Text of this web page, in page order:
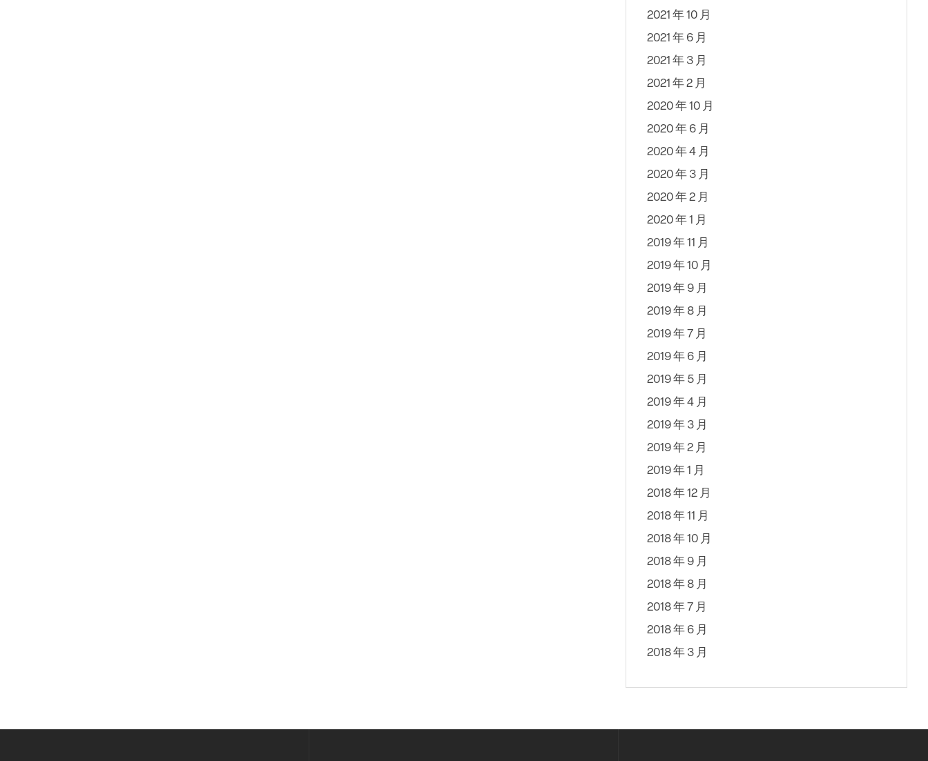
2021 年 10 月
2021 年 6 月
2021 年 3 月
2021 年 2 月
2020 年 10 月
2020 年 6 月
2020 年 4 月
2020 年 3 月
2020 年 2 月
2020 年 1 月
2019 年 11 月
2019 年 10 月
2019 年 9 月
2019 年 8 月
2019 年 7 月
2019 年 6 月
2019 年 5 月
2019 年 4 月
2019 年 3 月
2019 年 2 月
2019 年 1 月
2018 年 12 月
2018 年 11 月
2018 年 10 月
2018 年 9 月
2018 年 8 月
2018 年 7 月
2018 年 6 月
2018 年 3 月